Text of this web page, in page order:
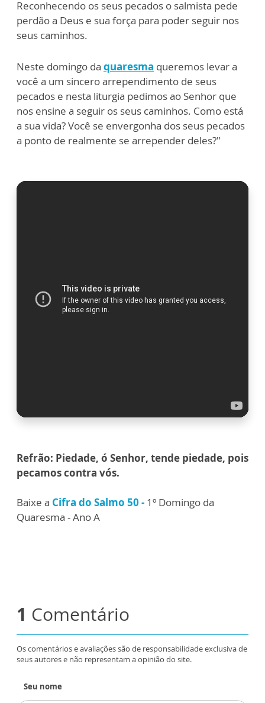
Reconhecendo os seus pecados o salmista pede
perdão a Deus e sua força para poder seguir nos
seus caminhos.
Neste domingo da quaresma queremos levar a
você a um sincero arrependimento de seus
pecados e nesta liturgia pedimos ao Senhor que
nos ensine a seguir os seus caminhos. Como está
a sua vida? Você se envergonha dos seus pecados
a ponto de realmente se arrepender deles?"
Refrão: Piedade, ó Senhor, tende piedade, pois
pecamos contra vós.
Baixe a Cifra do Salmo 50 - 1º Domingo da
Quaresma - Ano A
1 Comentário
Os comentários e avaliações são de responsabilidade exclusiva de
seus autores e não representam a opinião do site.
Seu nome